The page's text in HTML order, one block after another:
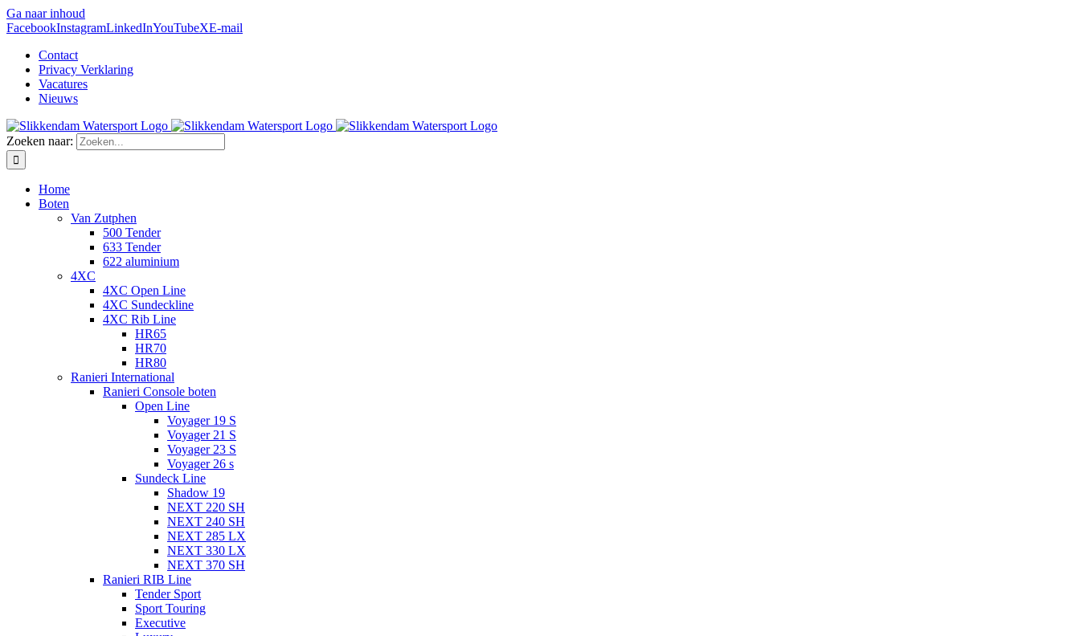
Ga naar inhoud
FacebookInstagramLinkedInYouTubeXE-mail
Contact
Privacy Verklaring
Vacatures
Nieuws
Zoeken naar:
Home
Boten
Van Zutphen
500 Tender
633 Tender
622 aluminium
4XC
4XC Open Line
4XC Sundeckline
4XC Rib Line
HR65
HR70
HR80
Ranieri International
Ranieri Console boten
Open Line
Voyager 19 S
Voyager 21 S
Voyager 23 S
Voyager 26 s
Sundeck Line
Shadow 19
NEXT 220 SH
NEXT 240 SH
NEXT 285 LX
NEXT 330 LX
NEXT 370 SH
Ranieri RIB Line
Tender Sport
Sport Touring
Executive